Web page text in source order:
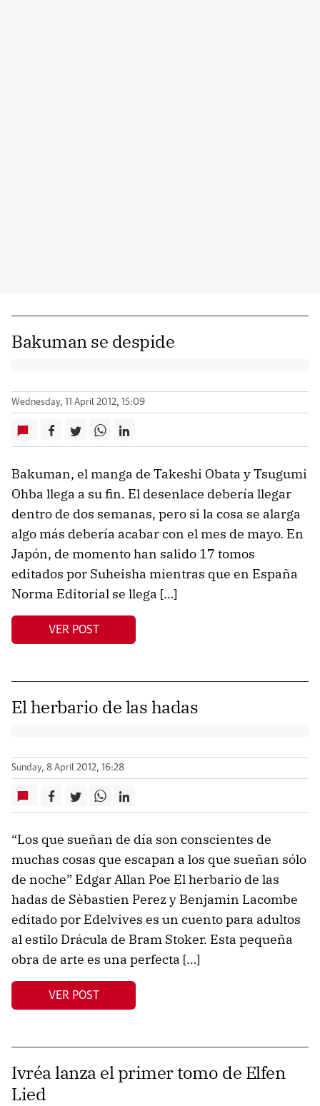
Bakuman se despide
Wednesday, 11 April 2012, 15:09
Bakuman, el manga de Takeshi Obata y Tsugumi
Ohba llega a su fin. El desenlace debería llegar
dentro de dos semanas, pero si la cosa se alarga
algo más debería acabar con el mes de mayo. En
Japón, de momento han salido 17 tomos
editados por Suheisha mientras que en España
Norma Editorial se llega […]
VER POST
El herbario de las hadas
Sunday, 8 April 2012, 16:28
“Los que sueñan de día son conscientes de
muchas cosas que escapan a los que sueñan sólo
de noche” Edgar Allan Poe El herbario de las
hadas de Sèbastien Perez y Benjamin Lacombe
editado por Edelvives es un cuento para adultos
al estilo Drácula de Bram Stoker. Esta pequeña
obra de arte es una perfecta […]
VER POST
Ivréa lanza el primer tomo de Elfen
Lied